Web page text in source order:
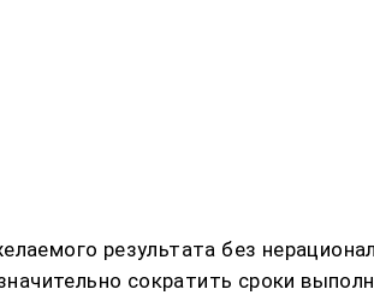
результата без
сократить сроки